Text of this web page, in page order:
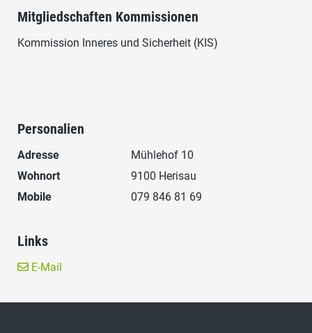
Mitgliedschaften Kommissionen
Kommission Inneres und Sicherheit (KIS)
Personalien
Adresse
Mühlehof 10
Wohnort
9100 Herisau
Mobile
079 846 81 69
Links
E-Mail